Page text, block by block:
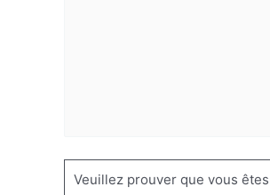
Veuillez prouver que vous